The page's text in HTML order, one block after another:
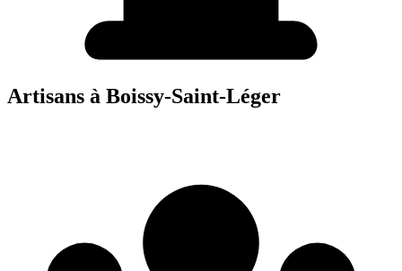
Artisans à Boissy-Saint-Léger